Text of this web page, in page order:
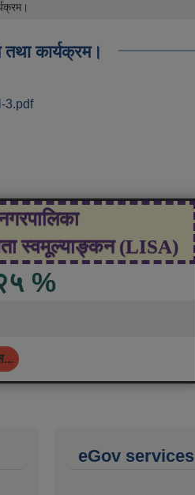
कार्यक्रम।
3.pdf
स्वमूल्याङ्कन (LISA)
%
eGov services